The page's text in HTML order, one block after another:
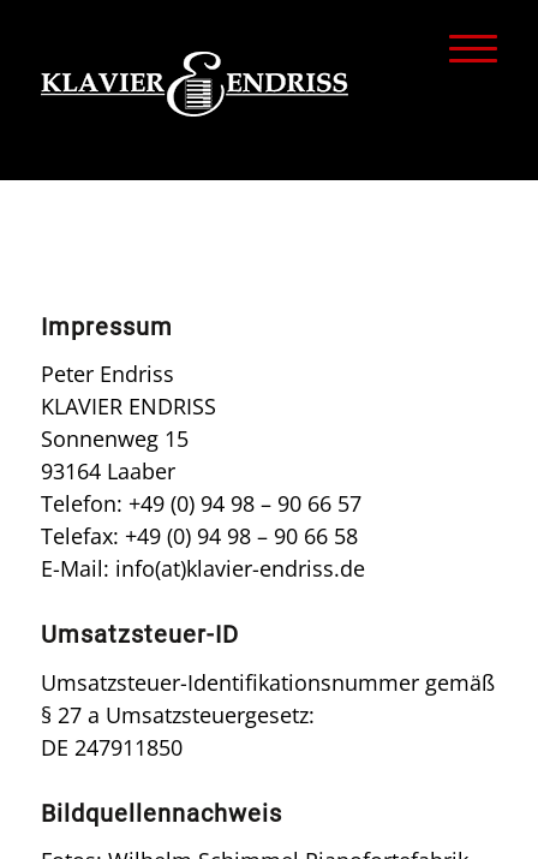
Impressum
Peter Endriss
KLAVIER ENDRISS
Sonnenweg 15
93164 Laaber
Telefon: +49 (0) 94 98 – 90 66 57
Telefax: +49 (0) 94 98 – 90 66 58
E-Mail: info(at)klavier-endriss.de
Umsatzsteuer-ID
Umsatzsteuer-Identifikationsnummer gemäß
§ 27 a Umsatzsteuergesetz:
DE 247911850
Bildquellennachweis